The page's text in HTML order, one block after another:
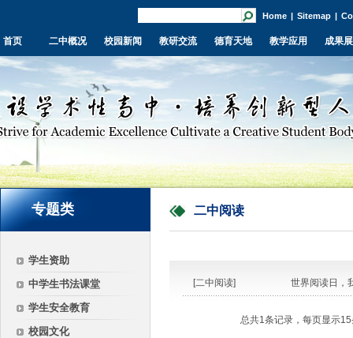
Home | Sitemap |
首页 二中概况 校园新闻 教研交流 德育天地 教学应用 成果
专题类
学生资助
中学生书法课堂
学生安全教育
校园文化
二中阅读
[二中阅读] 世界阅读日，
总共1条记录，每页显示